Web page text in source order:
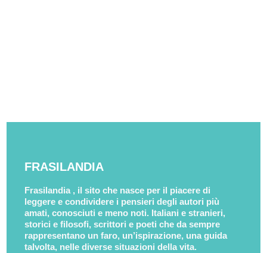
FRASILANDIA
Frasilandia , il sito che nasce per il piacere di
leggere e condividere i pensieri degli autori più
amati, conosciuti e meno noti. Italiani e stranieri,
storici e filosofi, scrittori e poeti che da sempre
rappresentano un faro, un’ispirazione, una guida
talvolta, nelle diverse situazioni della vita.